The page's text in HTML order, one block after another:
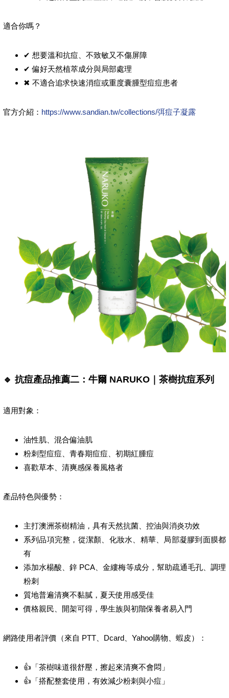
適合你嗎？
✔ 想要溫和抗痘、不致敏又不傷屏障
✔ 偏好天然植萃成分與局部處理
✖ 不適合追求快速消痘或重度囊腫型痘痘患者
官方介紹： https://www.sandian.tw/collections/弭痘子凝露
🔹 抗痘產品推薦二：牛爾 NARUKO｜茶樹抗痘系列
適用對象：
油性肌、混合偏油肌
粉刺型痘痘、青春期痘痘、初期紅腫痘
喜歡草本、清爽感保養風格者
產品特色與優勢：
主打澳洲茶樹精油，具有天然抗菌、控油與消炎功效
系列品項完整，從潔顏、化妝水、精華、局部凝膠到面膜都
有
添加水楊酸、鋅 PCA、金縷梅等成分，幫助疏通毛孔、調理
粉刺
質地普遍清爽不黏膩，夏天使用感受佳
價格親民、開架可得，學生族與初階保養者易入門
網路使用者評價（來自 PTT、Dcard、Yahoo購物、蝦皮）：
👍「茶樹味道很舒壓，擦起來清爽不會悶」
👍「搭配整套使用，有效減少粉刺與小痘」